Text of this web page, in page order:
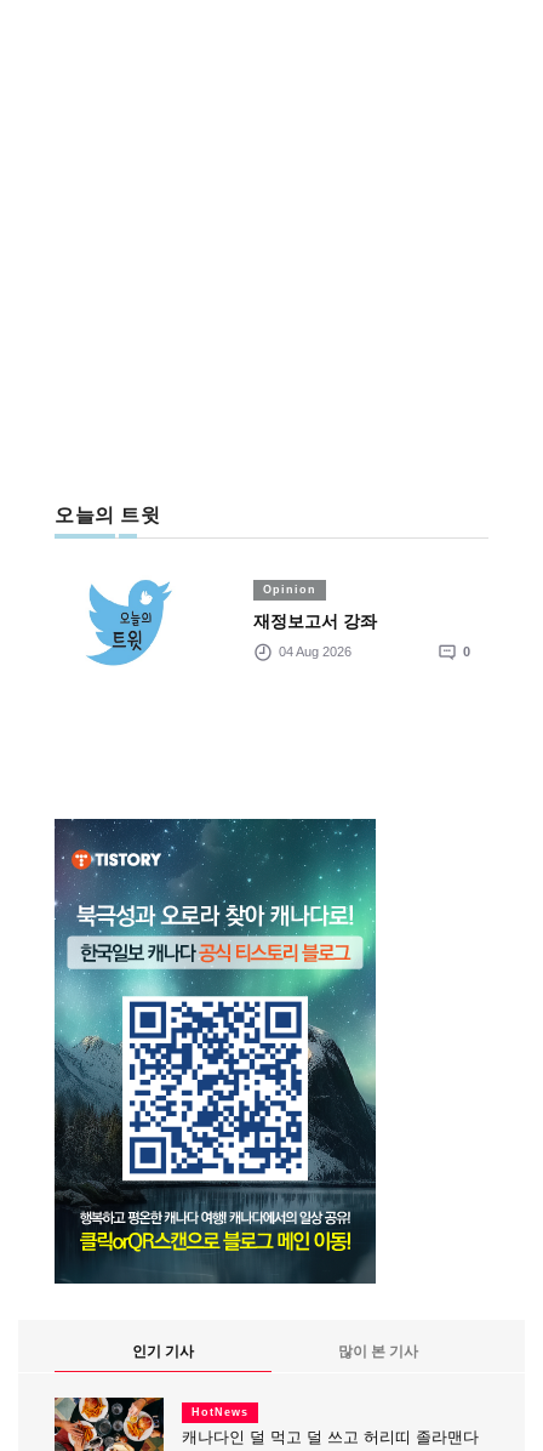
오늘의 트윗
Opinion
재정보고서 강좌
04 Aug 2026 0
인기 기사 많이 본 기사
HotNews
캐나다인 덜 먹고 덜 쓰고 허리띠 졸라맨다